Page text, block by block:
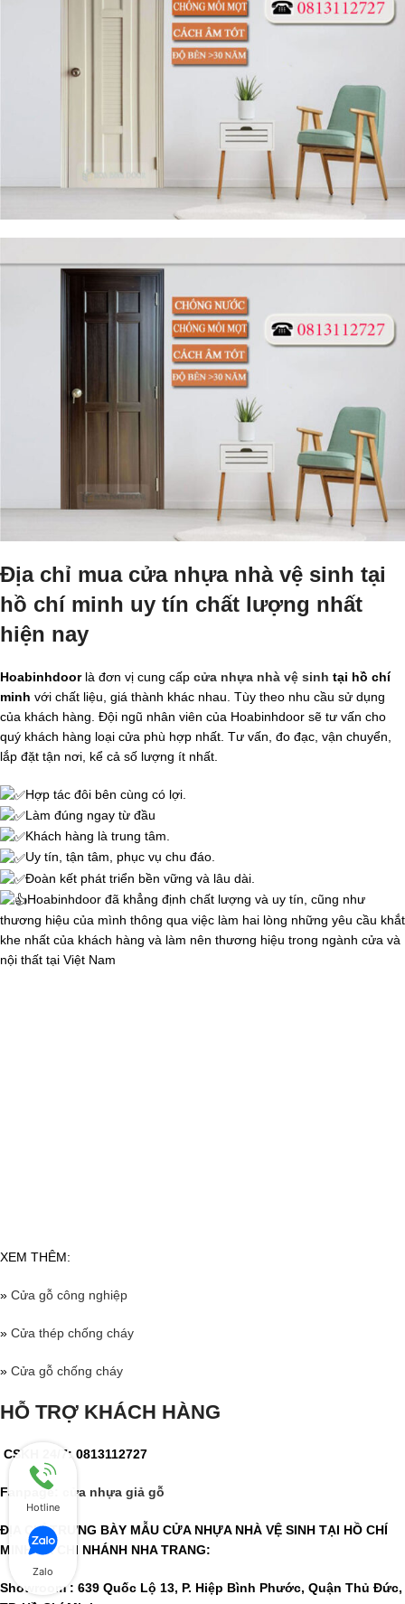
Địa chỉ mua cửa nhựa nhà vệ sinh tại
hồ chí minh uy tín chất lượng nhất
hiện nay
Hoabinhdoorlà đơn vị cung cấp cửa nhựa nhà vệ sinh tại hồ chí
minh với chất liệu, giá thành khác nhau. Tùy theo nhu cầu sử dụng
của khách hàng. Đội ngũ nhân viên của Hoabinhdoor sẽ tư vấn cho
quý khách hàng loại cửa phù hợp nhất. Tư vấn, đo đạc, vận chuyển,
lắp đặt tận nơi, kể cả số lượng ít nhất.
Hợp tác đôi bên cùng có lợi.
Làm đúng ngay từ đầu
Khách hàng là trung tâm.
Uy tín, tận tâm, phục vụ chu đáo.
Đoàn kết phát triển bền vững và lâu dài.
Hoabinhdoor đã khẳng định chất lượng và uy tín, cũng như
thương hiệu của mình thông qua việc làm hai lòng những yêu cầu khắt
khe nhất của khách hàng và làm nên thương hiệu trong ngành cửa và
nội thất tại Việt Nam
XEM THÊM:
» Cửa gỗ công nghiệp
» Cửa thép chống cháy
» Cửa gỗ chống cháy
HỖ TRỢ KHÁCH HÀNG
CSKH 24/7: 0813112727
Fanpage: cửa nhựa giả gỗ
ĐỊA CHỈ TRƯNG BÀY MẪU CỬA NHỰA NHÀ VỆ SINH TẠI HỒ CHÍ
MINH VÀ CHI NHÁNH NHA TRANG:
Showroom : 639 Quốc Lộ 13, P. Hiệp Bình Phước, Quận Thủ Đức,
Hotline
Zalo